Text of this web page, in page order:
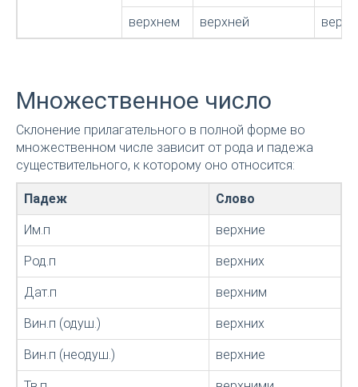
верхнем верхней
Множественное число
Склонение прилагательного в полной форме во
множественном числе зависит от рода и падежа
существительного, к которому оно относится:
Падеж Слово
Им.п верхние
Род.п верхних
Дат.п верхним
Вин.п (одуш.) верхних
Вин.п (неодуш.) верхние